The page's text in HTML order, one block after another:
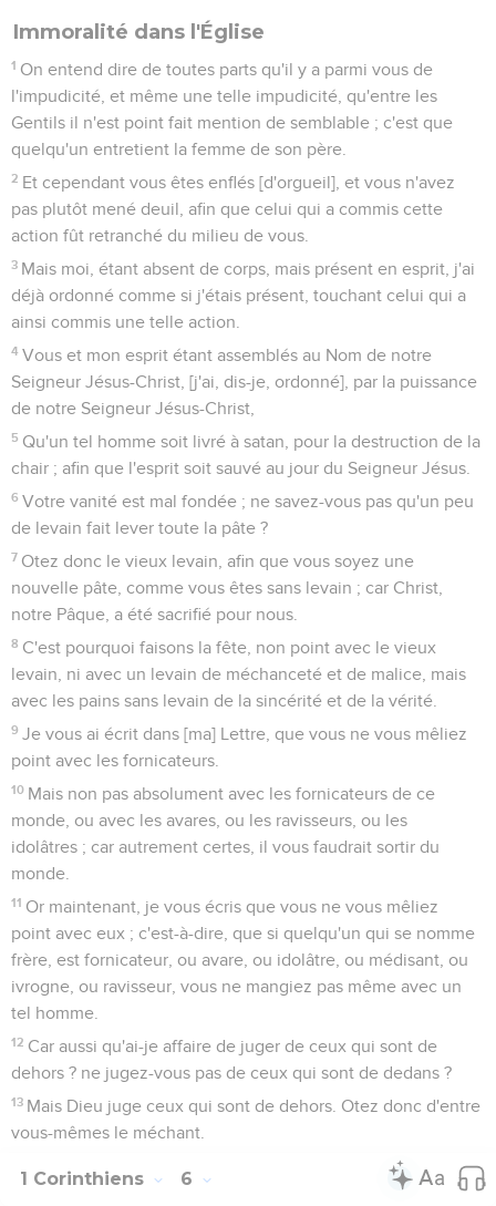
Immoralité dans l'Église
1 On entend dire de toutes parts qu'il y a parmi vous de
l'impudicité, et même une telle impudicité, qu'entre les
Gentils il n'est point fait mention de semblable ; c'est que
quelqu'un entretient la femme de son père.
2 Et cependant vous êtes enflés [d'orgueil], et vous n'avez
pas plutôt mené deuil, afin que celui qui a commis cette
action fût retranché du milieu de vous.
3 Mais moi, étant absent de corps, mais présent en esprit, j'ai
déjà ordonné comme si j'étais présent, touchant celui qui a
ainsi commis une telle action.
4 Vous et mon esprit étant assemblés au Nom de notre
Seigneur Jésus-Christ, [j'ai, dis-je, ordonné], par la puissance
de notre Seigneur Jésus-Christ,
5 Qu'un tel homme soit livré à satan, pour la destruction de la
chair ; afin que l'esprit soit sauvé au jour du Seigneur Jésus.
6 Votre vanité est mal fondée ; ne savez-vous pas qu'un peu
de levain fait lever toute la pâte ?
7 Otez donc le vieux levain, afin que vous soyez une
nouvelle pâte, comme vous êtes sans levain ; car Christ,
notre Pâque, a été sacrifié pour nous.
8 C'est pourquoi faisons la fête, non point avec le vieux
levain, ni avec un levain de méchanceté et de malice, mais
avec les pains sans levain de la sincérité et de la vérité.
9 Je vous ai écrit dans [ma] Lettre, que vous ne vous mêliez
point avec les fornicateurs.
10 Mais non pas absolument avec les fornicateurs de ce
monde, ou avec les avares, ou les ravisseurs, ou les
idolâtres ; car autrement certes, il vous faudrait sortir du
monde.
11 Or maintenant, je vous écris que vous ne vous mêliez
point avec eux ; c'est-à-dire, que si quelqu'un qui se nomme
frère, est fornicateur, ou avare, ou idolâtre, ou médisant, ou
ivrogne, ou ravisseur, vous ne mangiez pas même avec un
tel homme.
12 Car aussi qu'ai-je affaire de juger de ceux qui sont de
dehors ? ne jugez-vous pas de ceux qui sont de dedans ?
13 Mais Dieu juge ceux qui sont de dehors. Otez donc d'entre
vous-mêmes le méchant.
1 Corinthiens 6